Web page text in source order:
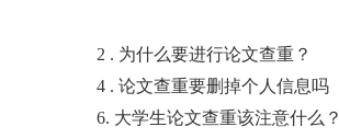
2 . 为什么要进行论文查重？
4 . 论文查重要删掉个人信息吗
6. 大学生论文查重该注意什么？